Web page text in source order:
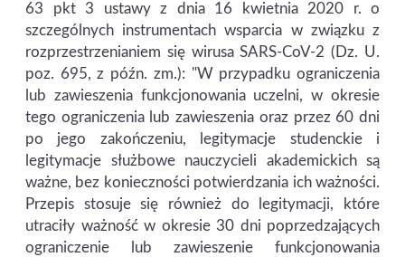
63 pkt 3 ustawy z dnia 16 kwietnia 2020 r. o
szczególnych instrumentach wsparcia w związku z
rozprzestrzenianiem się wirusa SARS-CoV-2 (Dz. U.
poz. 695, z późn. zm.): "W przypadku ograniczenia
lub zawieszenia funkcjonowania uczelni, w okresie
tego ograniczenia lub zawieszenia oraz przez 60 dni
po jego zakończeniu, legitymacje studenckie i
legitymacje służbowe nauczycieli akademickich są
ważne, bez konieczności potwierdzania ich ważności.
Przepis stosuje się również do legitymacji, które
utraciły ważność w okresie 30 dni poprzedzających
ograniczenie lub zawieszenie funkcjonowania